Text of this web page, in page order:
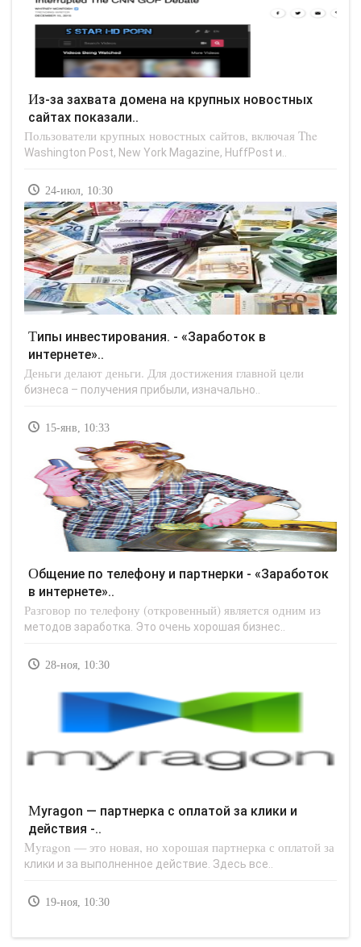
Из-за захвата домена на крупных новостных
сайтах показали..
Пользователи крупных новостных сайтов, включая The
Washington Post, New York Magazine, HuffPost и..
24-июл, 10:30
Типы инвестирования. - «Заработок в
интернете»..
Деньги делают деньги. Для достижения главной цели
бизнеса – получения прибыли, изначально..
15-янв, 10:33
Общение по телефону и партнерки - «Заработок
в интернете»..
Разговор по телефону (откровенный) является одним из
методов заработка. Это очень хорошая бизнес..
28-ноя, 10:30
Myragon — партнерка с оплатой за клики и
действия -..
Myragon — это новая, но хорошая партнерка с оплатой за
клики и за выполненное действие. Здесь все..
19-ноя, 10:30